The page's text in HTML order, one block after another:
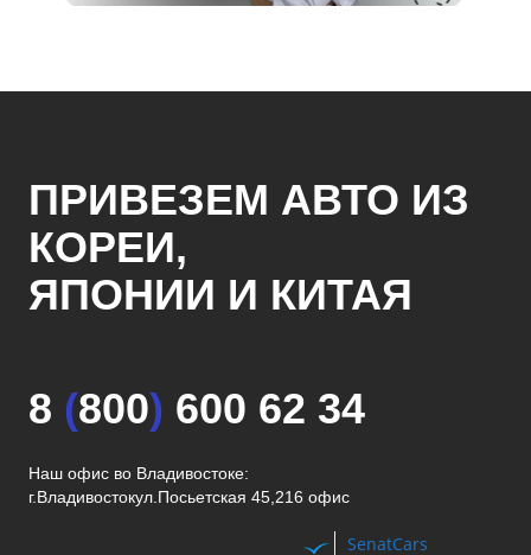
ПРИВЕЗЕМ АВТО ИЗ
КОРЕИ,
ЯПОНИИ И КИТАЯ
8 (800) 600 62 34
Наш офис во Владивостоке:
г.Владивостокул.Посьетская 45,216 офис
SenatCars